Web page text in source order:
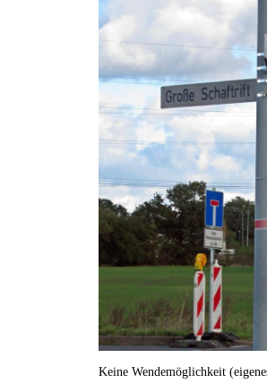
Keine Wendemöglichkeit